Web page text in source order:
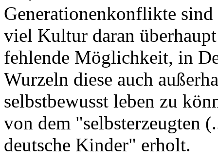
Generationenkonflikte
viel Kultur daran
fehlende Möglichkeit, in
Wurzeln diese auch
selbstbewusst leben zu
von dem "selbsterzeugten
deutsche Kinder" erholt.